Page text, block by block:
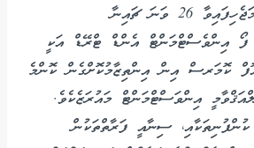
11 އަށް ބޭއްވުމަށް ހަމަޖެހިފައިވާ 26 ވަނަ ޗައިނާ
އިންވެސްޓްމަންޓް އެންޑް ޓްރޭޑް އަކީ
ކޮމަރސް އިން އިންތިޒާމުކޮށްގެން ކޮންމެ
އިންވަސްޓްމަންޓް މައުރަޒެކެވެ.
ސިނާއީ ފަރާތްތަކުން